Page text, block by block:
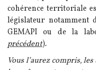
cohérence territoriale
législateur notamment
GEMAPI ou de la
précédent).
Vous l’aurez compris,